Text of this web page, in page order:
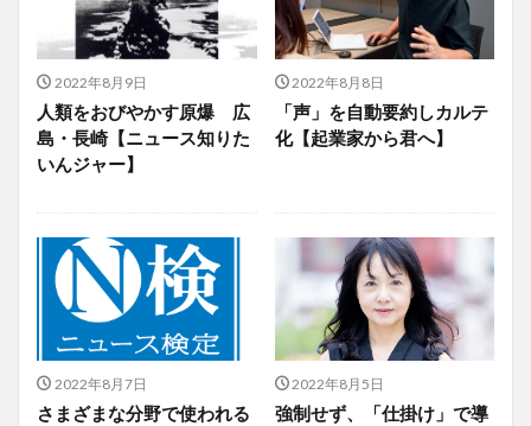
2022年8月9日
人類をおびやかす原爆 広
島・長崎【ニュース知りた
いんジャー】
2022年8月8日
「声」を自動要約しカルテ
化【起業家から君へ】
2022年8月7日
さまざまな分野で使われる
2022年8月5日
強制せず、「仕掛け」で導